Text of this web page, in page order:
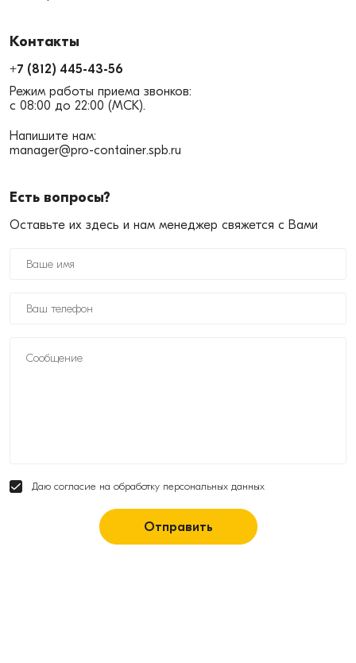
Контакты
+7 (812) 445-43-56
Режим работы приема звонков:
с 08:00 до 22:00 (МСК).
Напишите нам:
manager@pro-container.spb.ru
Есть вопросы?
Оставьте их здесь и нам менеджер свяжется с Вами
Даю согласие на обработку персональных данных
Отправить